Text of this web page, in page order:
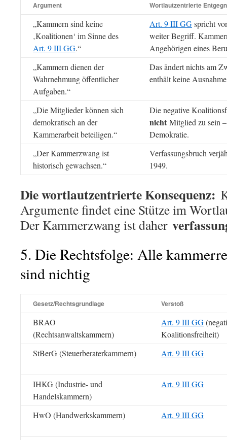
Argument Wortlautzentrierte
„Kammern sind keine
‚Koalitionen‘ im Sinne des
Art. 9 III GG.“
Art. 9 III GGspricht
weiter Begriff.
Angehörigen eines
„Kammern dienen der
Wahrnehmung öffentlicher
Aufgaben.“
Das ändert nichts am
enthält keine
„Die Mitglieder können sich
demokratisch an der
Kammerarbeit beteiligen.“
Die negative
nicht Mitglied zu sein
Demokratie.
„Der Kammerzwang ist
historisch gewachsen.“
Verfassungsbruch
1949.
Die wortlautzentrierte Konsequenz:
Argumente findet eine Stütze im
Der Kammerzwang ist daher
5. Die Rechtsfolge: Alle
sind nichtig
Gesetz/Rechtsgrundlage Verstoß
BRAO
(Rechtsanwaltskammern)
Art. 9 III GG
Koalitionsfreiheit)
StBerG (Steuerberaterkammern)
Art. 9 III GG
IHKG (Industrie- und
Handelskammern)
Art. 9 III GG
HwO (Handwerkskammern) Art. 9 III GG